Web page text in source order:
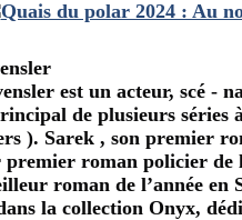
est un acteur, scé -
de plusieurs séries
). Sarek , son premier
roman policier de
roman de l’année en
la collection Onyx,